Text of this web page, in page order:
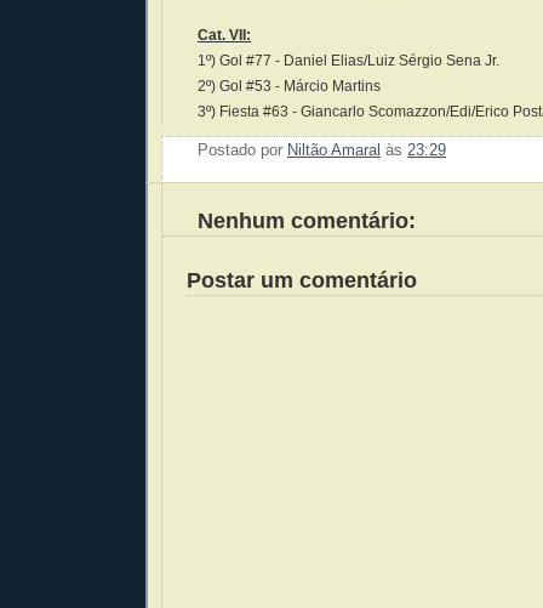
Cat. VII:
1º) Gol #77 - Daniel Elias/Luiz Sérgio Sena Jr.
2º) Gol #53 - Márcio Martins
3º) Fiesta #63 - Giancarlo Scomazzon/Edi/Erico
Postado por Niltão Amaral às 23:29
Nenhum comentário:
Postar um comentário